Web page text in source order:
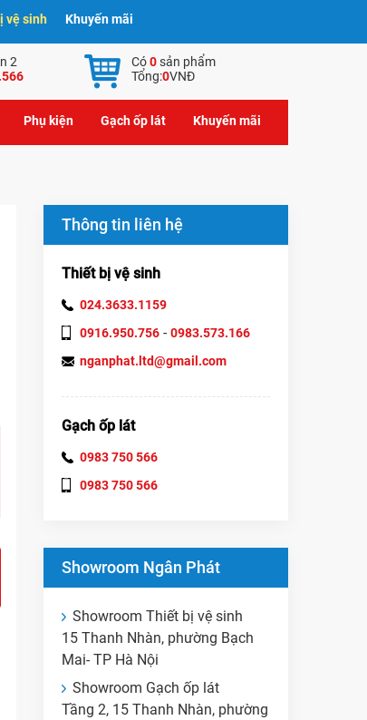
vệ sinh Khuyến mãi
2
Có0sản phẩm
Tổng:0VNĐ
Phụ kiện Gạch ốp lát Khuyến mãi
Thông tin liên hệ
Thiết bị vệ sinh
024.3633.1159
0916.950.756 - 0983.573.166
nganphat.ltd@gmail.com
Gạch ốp lát
0983 750 566
0983 750 566
Showroom Ngân Phát
Showroom Thiết bị vệ sinh
15 Thanh Nhàn, phường Bạch
Mai- TP Hà Nội
Showroom Gạch ốp lát
Tầng 2, 15 Thanh Nhàn, phường